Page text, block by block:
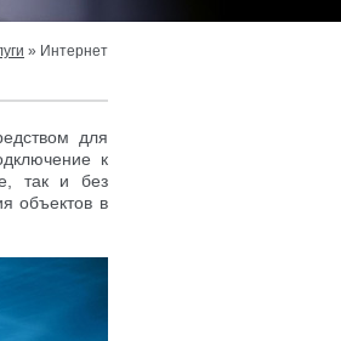
» Интернет
для
к
так и без
объектов в